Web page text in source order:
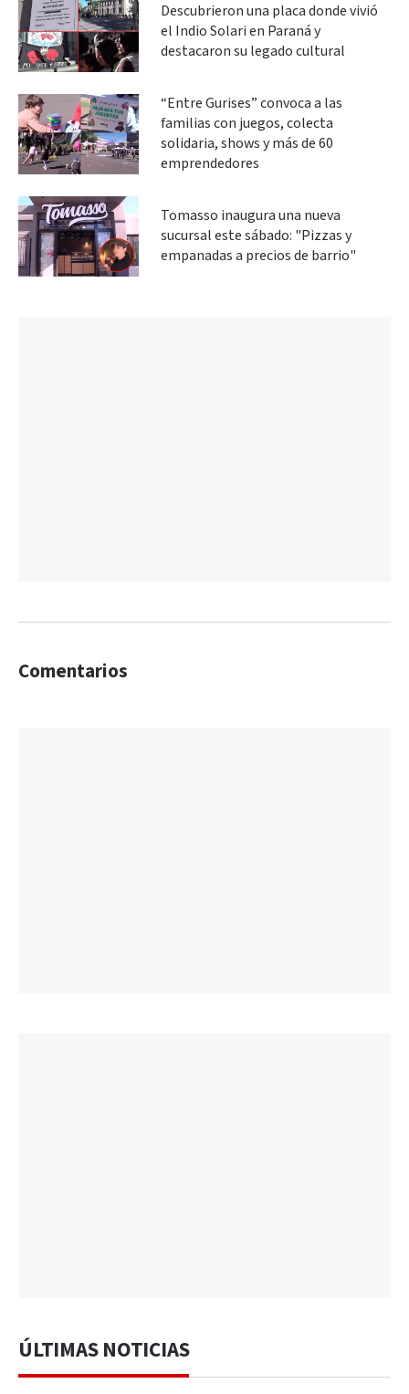
Descubrieron una placa donde vivió
el Indio Solari en Paraná y
destacaron su legado cultural
“Entre Gurises” convoca a las
familias con juegos, colecta
solidaria, shows y más de 60
emprendedores
Tomasso inaugura una nueva
sucursal este sábado: "Pizzas y
empanadas a precios de barrio"
Comentarios
ÚLTIMAS NOTICIAS